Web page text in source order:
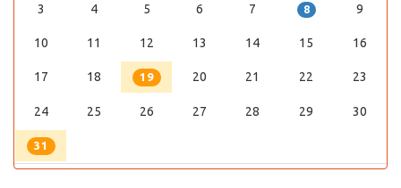
3 4 5 6 7 8 9
10 11 12 13 14 15 16
17 18 19 20 21 22 23
24 25 26 27 28 29 30
31